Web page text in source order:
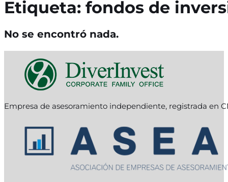
Etiqueta: fondos de
No se encontró nada.
Empresa de asesoramiento independiente, registrada en